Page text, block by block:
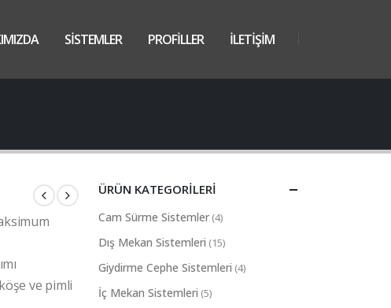
SİSTEMLER PROFİLLER İLETİŞİM
ve pimli
ÜRÜN KATEGORILERI
Cam Sürme Sistemler (4)
Dış Mekan Sistemleri (15)
Giydirme Cephe Sistemleri (4)
İç Mekan Sistemleri (5)